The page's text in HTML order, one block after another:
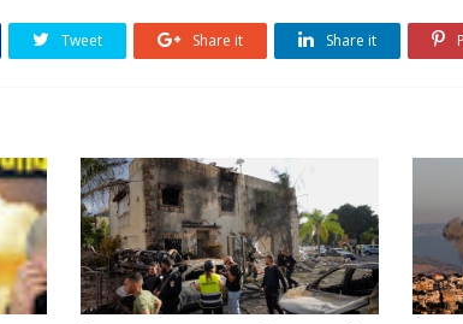
Tweet Share it Share it